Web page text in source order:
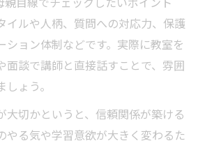
イルや人柄、質問への対応力、保護
ション体制などです。実際に教室を
面談で講師と直接話すことで、雰囲
ょう。
大切かというと、信頼関係が築ける
やる気や学習意欲が大きく変わるた